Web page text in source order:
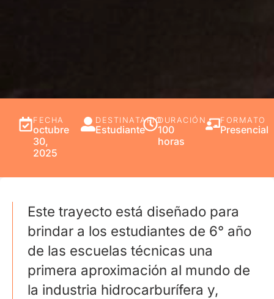
FECHA
octubre
30,
2025
DESTINATARIO
Estudiante
DURACIÓN
100
horas
FORMATO
Presencial
Este trayecto está diseñado para
brindar a los estudiantes de 6° año
de las escuelas técnicas una
primera aproximación al mundo de
la industria hidrocarburífera y,